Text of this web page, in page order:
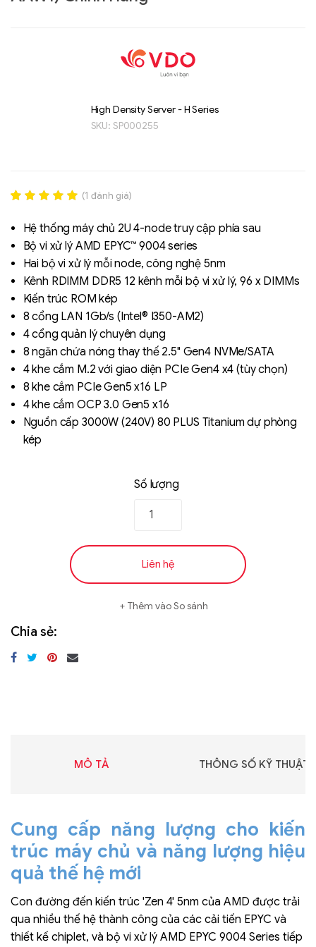
High Density Server - H Series
SKU: SP000255
out of 5
based on
đánh giá
(1 đánh giá)
Hệ thống máy chủ 2U 4-node truy cập phía sau
Bộ vi xử lý AMD EPYC™ 9004 series
Hai bộ vi xử lý mỗi node, công nghệ 5nm
Kênh RDIMM DDR5 12 kênh mỗi bộ vi xử lý, 96 x DIMMs
Kiến trúc ROM kép
8 cổng LAN 1Gb/s (Intel® I350-AM2)
4 cổng quản lý chuyên dụng
8 ngăn chứa nóng thay thế 2.5" Gen4 NVMe/SATA
4 khe cắm M.2 với giao diện PCIe Gen4 x4 (tùy chọn)
8 khe cắm PCIe Gen5 x16 LP
4 khe cắm OCP 3.0 Gen5 x16
Nguồn cấp 3000W (240V) 80 PLUS Titanium dự phòng
kép
Số lượng
Liên hệ
Thêm vào So sánh
Chia sẻ:
MÔ TẢ THÔNG SỐ KỸ THUẬT
Cung cấp năng lượng cho kiến
trúc máy chủ và năng lượng hiệu
quả thế hệ mới
Con đường đến kiến trúc 'Zen 4' 5nm của AMD được trải
qua nhiều thế hệ thành công của các cải tiến EPYC và
thiết kế chiplet, và bộ vi xử lý AMD EPYC 9004 Series tiếp
Liên hệ
SK hynix - DRAM
- GDDR - GDDR6
AAP1)